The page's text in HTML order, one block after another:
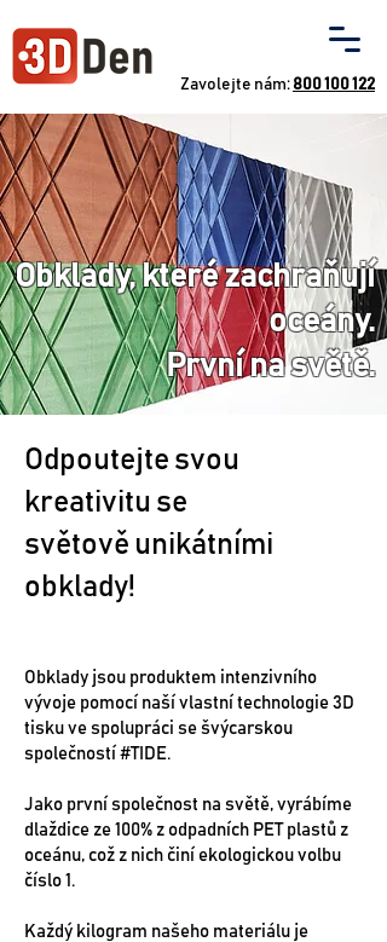
Zavolejte nám: 800 100 122
Obklady, které zachraňují
oceány.
První na světě.
Odpoutejte svou
kreativitu se
světově unikátními
obklady!
Obklady jsou produktem intenzivního
vývoje pomocí naší vlastní technologie 3D
tisku ve spolupráci se švýcarskou
společností #TIDE.
Jako první společnost na světě, vyrábíme
dlaždice ze 100% z odpadních PET plastů z
oceánu, což z nich činí ekologickou volbu
číslo 1.
Každý kilogram našeho materiálu je